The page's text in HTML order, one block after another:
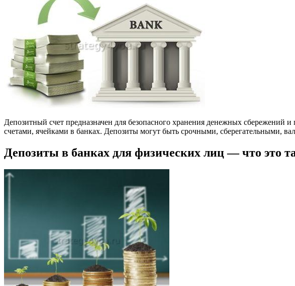
Депозитный счет предназначен для безопасного хранения денежных
счетами, ячейками в банках. Депозиты могут быть срочными, сберегательными,
Депозиты в банках для физических лиц — что это